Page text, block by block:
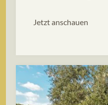
Jetzt anschauen